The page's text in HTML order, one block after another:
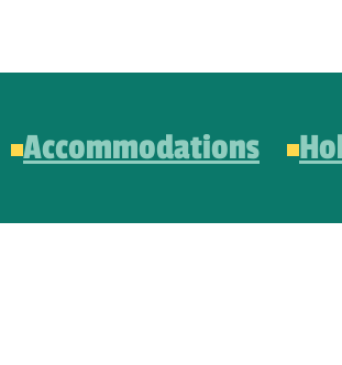
Accommodations